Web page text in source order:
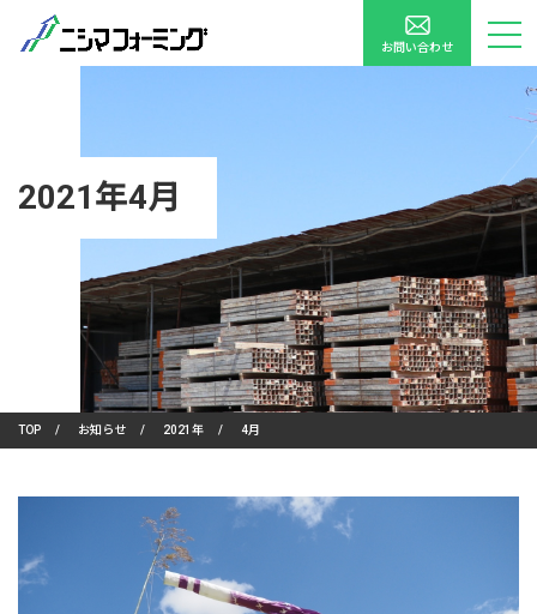
お問い合わせ
2021年4月
TOP / お知らせ / 2021年 / 4月